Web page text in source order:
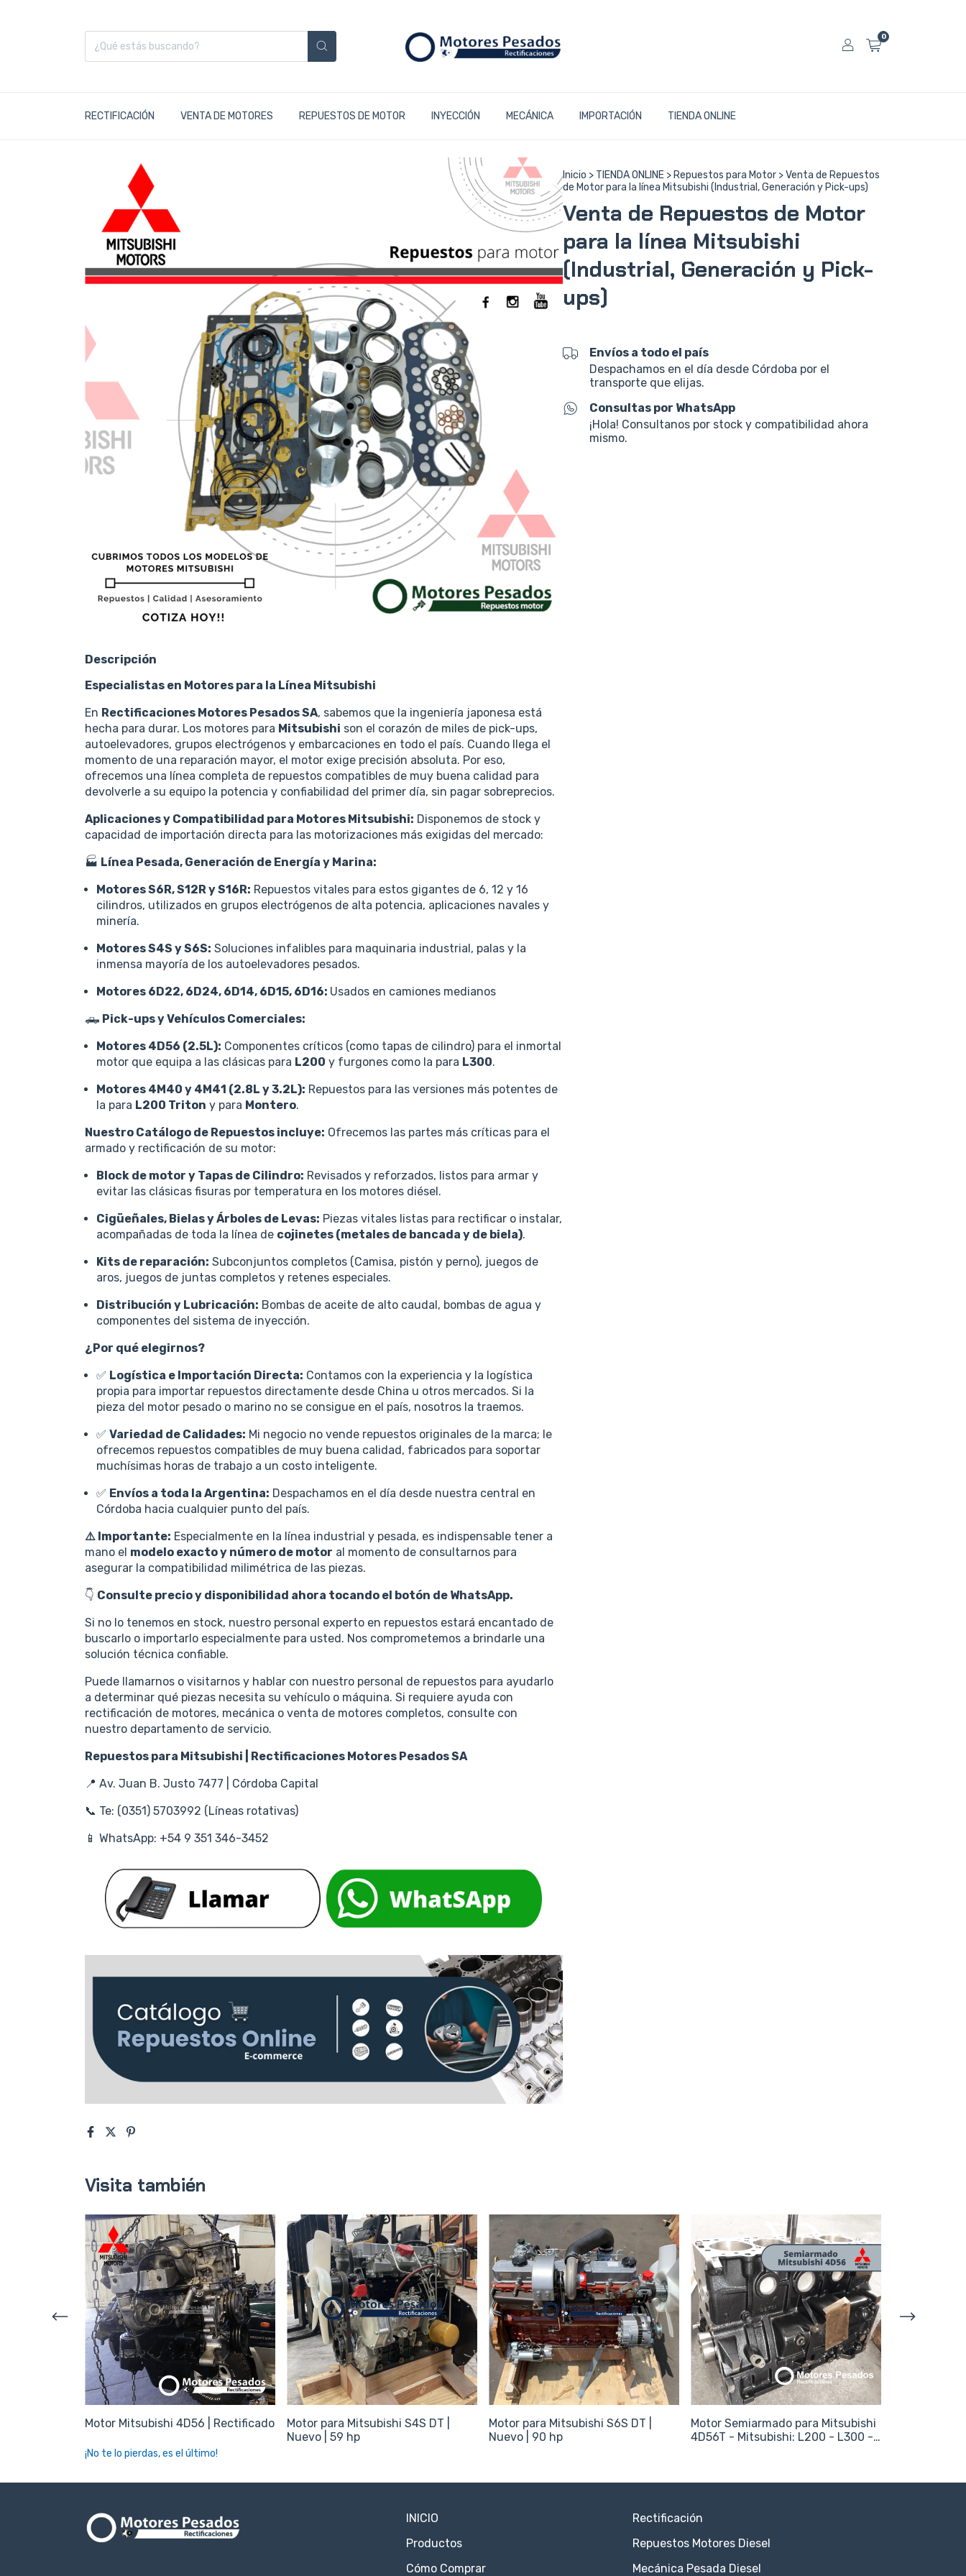
0
RECTIFICACIÓN VENTA DE MOTORES REPUESTOS DE MOTOR INYECCIÓN MECÁNICA IMPORTACIÓN TIENDA ONLINE
Inicio > TIENDA ONLINE > Repuestos para Motor >Venta de Repuestos
de Motor para la línea Mitsubishi (Industrial, Generación y Pick-ups)
Venta de Repuestos de Motor
para la línea Mitsubishi
(Industrial, Generación y Pick-
ups)
Envíos a todo el país
Despachamos en el día desde Córdoba por el
transporte que elijas.
Consultas por WhatsApp
¡Hola! Consultanos por stock y compatibilidad ahora
mismo.
Descripción
Especialistas en Motores para la Línea Mitsubishi
En Rectificaciones Motores Pesados SA, sabemos que la ingeniería japonesa está
hecha para durar. Los motores para Mitsubishi son el corazón de miles de pick-ups,
autoelevadores, grupos electrógenos y embarcaciones en todo el país. Cuando llega el
momento de una reparación mayor, el motor exige precisión absoluta. Por eso,
ofrecemos una línea completa de repuestos compatibles de muy buena calidad para
devolverle a su equipo la potencia y confiabilidad del primer día, sin pagar sobreprecios.
Aplicaciones y Compatibilidad para Motores Mitsubishi: Disponemos de stock y
capacidad de importación directa para las motorizaciones más exigidas del mercado:
🏭 Línea Pesada, Generación de Energía y Marina:
Motores S6R, S12R y S16R: Repuestos vitales para estos gigantes de 6, 12 y 16
cilindros, utilizados en grupos electrógenos de alta potencia, aplicaciones navales y
minería.
Motores S4S y S6S: Soluciones infalibles para maquinaria industrial, palas y la
inmensa mayoría de los autoelevadores pesados.
Motores 6D22, 6D24, 6D14, 6D15, 6D16: Usados en camiones medianos
🛻 Pick-ups y Vehículos Comerciales:
Motores 4D56 (2.5L): Componentes críticos (como tapas de cilindro) para el inmortal
motor que equipa a las clásicas para L200 y furgones como la para L300.
Motores 4M40 y 4M41 (2.8L y 3.2L): Repuestos para las versiones más potentes de
la para L200 Triton y para Montero.
Nuestro Catálogo de Repuestos incluye: Ofrecemos las partes más críticas para el
armado y rectificación de su motor:
Block de motor y Tapas de Cilindro: Revisados y reforzados, listos para armar y
evitar las clásicas fisuras por temperatura en los motores diésel.
Cigüeñales, Bielas y Árboles de Levas: Piezas vitales listas para rectificar o instalar,
acompañadas de toda la línea de cojinetes (metales de bancada y de biela).
Kits de reparación: Subconjuntos completos (Camisa, pistón y perno), juegos de
aros, juegos de juntas completos y retenes especiales.
Distribución y Lubricación: Bombas de aceite de alto caudal, bombas de agua y
componentes del sistema de inyección.
¿Por qué elegirnos?
✅ Logística e Importación Directa: Contamos con la experiencia y la logística
propia para importar repuestos directamente desde China u otros mercados. Si la
pieza del motor pesado o marino no se consigue en el país, nosotros la traemos.
✅ Variedad de Calidades: Mi negocio no vende repuestos originales de la marca; le
ofrecemos repuestos compatibles de muy buena calidad, fabricados para soportar
muchísimas horas de trabajo a un costo inteligente.
✅ Envíos a toda la Argentina: Despachamos en el día desde nuestra central en
Córdoba hacia cualquier punto del país.
⚠️ Importante: Especialmente en la línea industrial y pesada, es indispensable tener a
mano el modelo exacto y número de motor al momento de consultarnos para
asegurar la compatibilidad milimétrica de las piezas.
👇 Consulte precio y disponibilidad ahora tocando el botón de WhatsApp.
Si no lo tenemos en stock, nuestro personal experto en repuestos estará encantado de
buscarlo o importarlo especialmente para usted. Nos comprometemos a brindarle una
solución técnica confiable.
Puede llamarnos o visitarnos y hablar con nuestro personal de repuestos para ayudarlo
a determinar qué piezas necesita su vehículo o máquina. Si requiere ayuda con
rectificación de motores, mecánica o venta de motores completos, consulte con
nuestro departamento de servicio.
Repuestos para Mitsubishi | Rectificaciones Motores Pesados SA
📍 Av. Juan B. Justo 7477 | Córdoba Capital
📞 Te: (0351) 5703992 (Líneas rotativas)
📱 WhatsApp: +54 9 351 346-3452
Visita también
Motor Mitsubishi 4D56 | Rectificado
¡No te lo pierdas, es el último!
Motor para Mitsubishi S4S DT |
Nuevo | 59 hp
Motor para Mitsubishi S6S DT |
Nuevo | 90 hp
Motor Semiarmado para Mitsubishi
4D56T - Mitsubishi: L200 - L300 -
INICIO
Productos
Cómo Comprar
Rectificación
Repuestos Motores Diesel
Mecánica Pesada Diesel